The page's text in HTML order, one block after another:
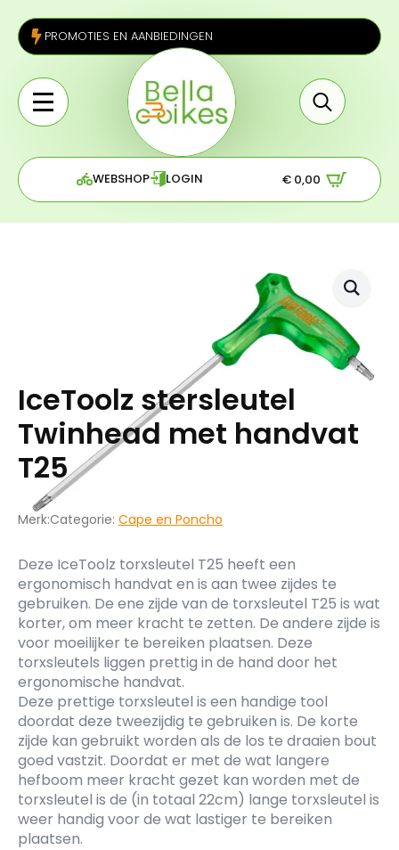
PROMOTIES EN AANBIEDINGEN
for:
WEBSHOP LOGIN € 0,00
IceToolz stersleutel
Twinhead met handvat
T25
Merk:Categorie: Cape en Poncho
Deze IceToolz torxsleutel T25 heeft een
ergonomisch handvat en is aan twee zijdes te
gebruiken. De ene zijde van de torxsleutel T25 is wat
korter, om meer kracht te zetten. De andere zijde is
voor moeilijker te bereiken plaatsen. Deze
torxsleutels liggen prettig in de hand door het
ergonomische handvat.
Deze prettige torxsleutel is een handige tool
doordat deze tweezijdig te gebruiken is. De korte
zijde kan gebruikt worden als de los te draaien bout
goed vastzit. Doordat er met de wat langere
hefboom meer kracht gezet kan worden met de
torxsleutel is de (in totaal 22cm) lange torxsleutel is
weer handig voor de wat lastiger te bereiken
plaatsen.